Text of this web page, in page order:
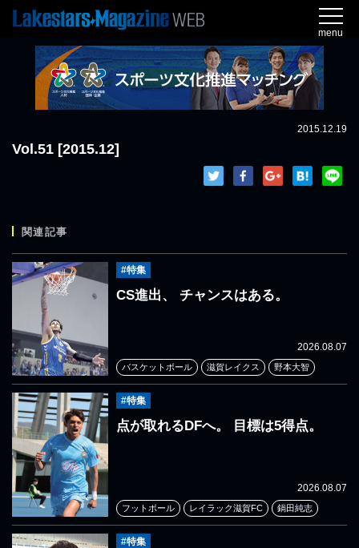
menu
2015.12.19
Vol.51 [2015.12]
関連記事
#特集
CS進出、 チャンスはある。
2026.08.07
バスケットボール 滋賀レイクス 野本大智
#特集
点が取れるDFへ。 目標は5得点。
2026.08.07
フットボール レイラック滋賀FC 鍋田純志
#特集